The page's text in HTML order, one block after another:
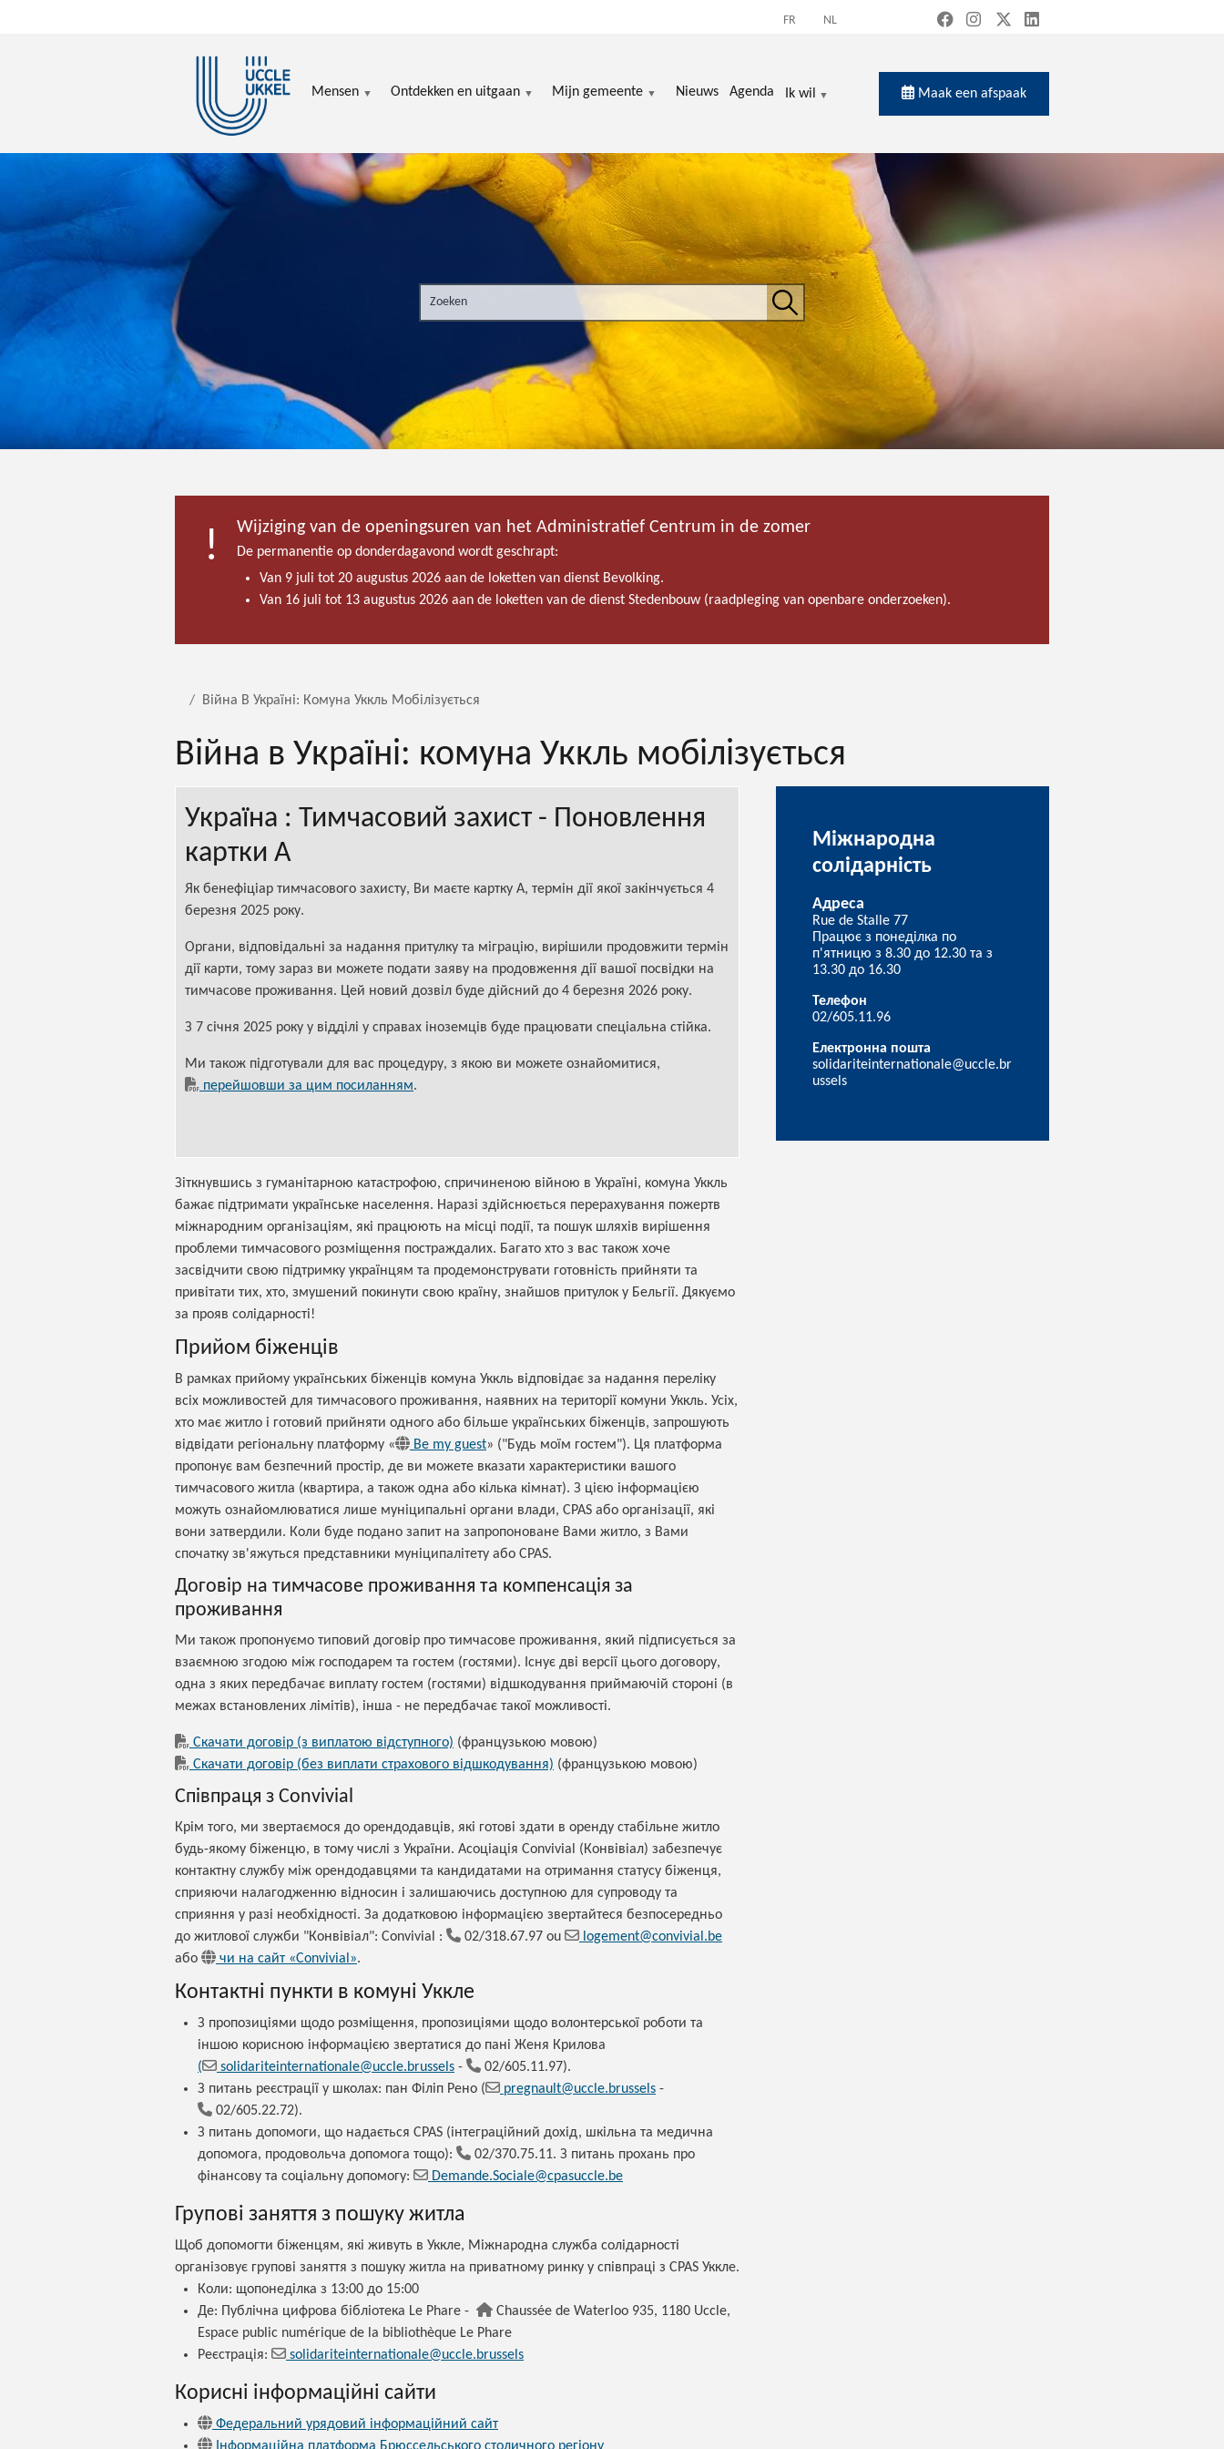
FR NL
Mensen Ontdekken en uitgaan Mijn gemeente Nieuws Agenda Ik wil Maak een afspaak
Search the site
Zoeken
Wijziging van de openingsuren van het Administratief Centrum in de zomer
De permanentie op donderdagavond wordt geschrapt:
Van 9 juli tot 20 augustus 2026 aan de loketten van dienst Bevolking.
Van 16 juli tot 13 augustus 2026 aan de loketten van de dienst Stedenbouw (raadpleging van openbare onderzoeken).
Війна В Україні: Комуна Уккль Мобілізується
Війна в Україні: комуна Уккль мобілізується
Україна : Тимчасовий захист - Поновлення
картки А
Як бенефіціар тимчасового захисту, Ви маєте картку А, термін дії якої закінчується 4
березня 2025 року.
Органи, відповідальні за надання притулку та міграцію, вирішили продовжити термін
дії карти, тому зараз ви можете подати заяву на продовження дії вашої посвідки на
тимчасове проживання. Цей новий дозвіл буде дійсний до 4 березня 2026 року.
З 7 січня 2025 року у відділі у справах іноземців буде працювати спеціальна стійка.
Ми також підготували для вас процедуру, з якою ви можете ознайомитися,
перейшовши за цим посиланням.
Зіткнувшись з гуманітарною катастрофою, спричиненою війною в Україні, комуна Уккль
бажає підтримати українське населення. Наразі здійснюється перерахування пожертв
міжнародним організаціям, які працюють на місці події, та пошук шляхів вирішення
проблеми тимчасового розміщення постраждалих. Багато хто з вас також хоче
засвідчити свою підтримку українцям та продемонструвати готовність прийняти та
привітати тих, хто, змушений покинути свою країну, знайшов притулок у Бельгії. Дякуємо
за прояв солідарності!
Прийом біженців
В рамках прийому українських біженців комуна Уккль відповідає за надання переліку
всіх можливостей для тимчасового проживання, наявних на території комуни Уккль. Усіх,
хто має житло і готовий прийняти одного або більше українських біженців, запрошують
відвідати регіональну платформу «
Be my guest» ("Будь моїм гостем"). Ця платформа
пропонує вам безпечний простір, де ви можете вказати характеристики вашого
тимчасового житла (квартира, а також одна або кілька кімнат). З цією інформацією
можуть ознайомлюватися лише муніципальні органи влади, CPAS або організації, які
вони затвердили. Коли буде подано запит на запропоноване Вами житло, з Вами
спочатку зв'яжуться представники муніципалітету або CPAS.
Договір на тимчасове проживання та компенсація за
проживання
Ми також пропонуємо типовий договір про тимчасове проживання, який підписується за
взаємною згодою між господарем та гостем (гостями). Існує дві версії цього договору,
одна з яких передбачає виплату гостем (гостями) відшкодування приймаючій стороні (в
межах встановлених лімітів), інша - не передбачає такої можливості.
Скачати договір (з виплатою відступного) (французькою мовою)
Скачати договір (без виплати страхового відшкодування) (французькою мовою)
Співпраця з Convivial
Крім того, ми звертаємося до орендодавців, які готові здати в оренду стабільне житло
будь-якому біженцю, в тому числі з України. Асоціація Convivial (Конвівіал) забезпечує
контактну службу між орендодавцями та кандидатами на отримання статусу біженця,
сприяючи налагодженню відносин і залишаючись доступною для супроводу та
сприяння у разі необхідності. За додатковою інформацією звертайтеся безпосередньо
до житлової служби "Конвівіал": Convivial :
02/318.67.97 ou
logement@convivial.be
або
чи на сайт «Convivial».
Контактні пункти в комуні Уккле
З пропозиціями щодо розміщення, пропозиціями щодо волонтерської роботи та
іншою корисною інформацією звертатися до пані Женя Крилова
(
solidariteinternationale@uccle.brussels - 02/605.11.97).
З питань реєстрації у школах: пан Філіп Рено (
pregnault@uccle.brussels -
02/605.22.72).
З питань допомоги, що надається CPAS (інтеграційний дохід, шкільна та медична
допомога, продовольча допомога тощо):
02/370.75.11. З питань прохань про
фінансову та соціальну допомогу:
Demande.Sociale@cpasuccle.be
Групові заняття з пошуку житла
Щоб допомогти біженцям, які живуть в Уккле, Міжнародна служба солідарності
організовує групові заняття з пошуку житла на приватному ринку у співпраці з CPAS Уккле.
Коли: щопонеділка з 13:00 до 15:00
Де: Публічна цифрова бібліотека Le Phare -
Chaussée de Waterloo 935, 1180 Uccle,
Espace public numérique de la bibliothèque Le Phare
Реєстрація:
solidariteinternationale@uccle.brussels
Корисні інформаційні сайти
Федеральний урядовий інформаційний сайт
Міжнародна
солідарність
Адреса
Rue de Stalle 77
Працює з понеділка по
п'ятницю з 8.30 до 12.30 та з
13.30 до 16.30
Телефон
02/605.11.96
Електронна пошта
solidariteinternationale@uccle.br
ussels